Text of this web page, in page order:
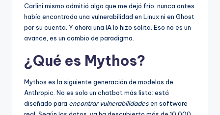
Carlini mismo admitió algo que me dejó frío: nunca antes
había encontrado una vulnerabilidad en Linux ni en Ghost
por su cuenta. Y ahora una IA lo hizo solita. Eso no es un
avance, es un cambio de paradigma.
¿Qué es Mythos?
Mythos es la siguiente generación de modelos de
Anthropic. No es solo un chatbot más listo: está
diseñado para encontrar vulnerabilidadesen software